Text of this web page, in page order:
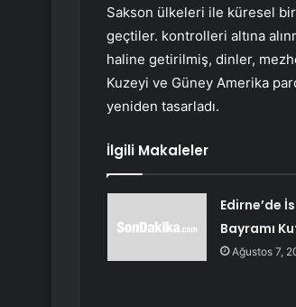
Sakson ülkeleri ile küresel
geçtiler. kontrolleri altına
haline getirilmiş, dinler,
Kuzeyi ve Güney Amerika
yeniden tasarladı.
İlgili Makaleler
Edirne’de
Bayramı
Ağustos 7,